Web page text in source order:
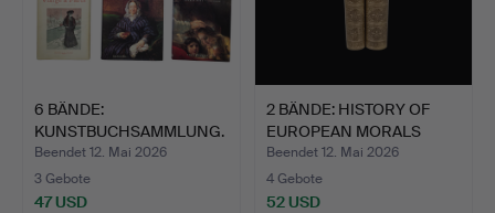
6 BÄNDE:
KUNSTBUCHSAMMLUNG.
Beendet 12. Mai 2026
3 Gebote
47 USD
2 BÄNDE: HISTORY OF
EUROPEAN MORALS
FROM A…
Beendet 12. Mai 2026
4 Gebote
52 USD